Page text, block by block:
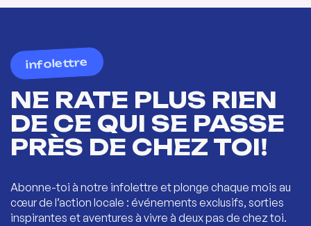
infolettre
NE RATE PLUS RIEN
DE CE QUI SE PASSE
PRÈS DE CHEZ TOI!
Abonne-toi à notre infolettre et plonge chaque mois au
cœur de l’action locale : événements exclusifs, sorties
inspirantes et aventures à vivre à deux pas de chez toi.